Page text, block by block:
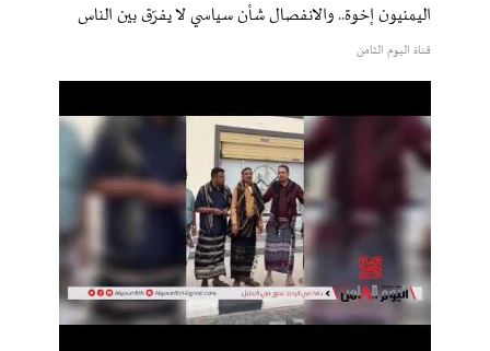
اليمنيون إخوة.. والانفصال شأن سياسي لا يفرّق بين الناس
قناة اليوم الثامن